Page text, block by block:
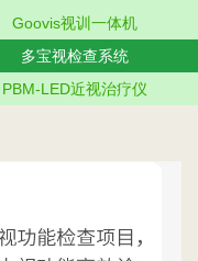
Goovis视训一体机
多宝视检查系统
PBM-LED近视治疗仪